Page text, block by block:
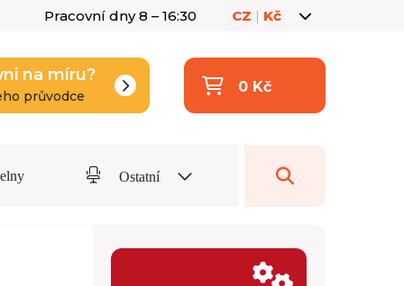
Pracovní dny 8 – 16:30 CZ | Kč
na míru?
průvodce
0 Kč
Ostatní